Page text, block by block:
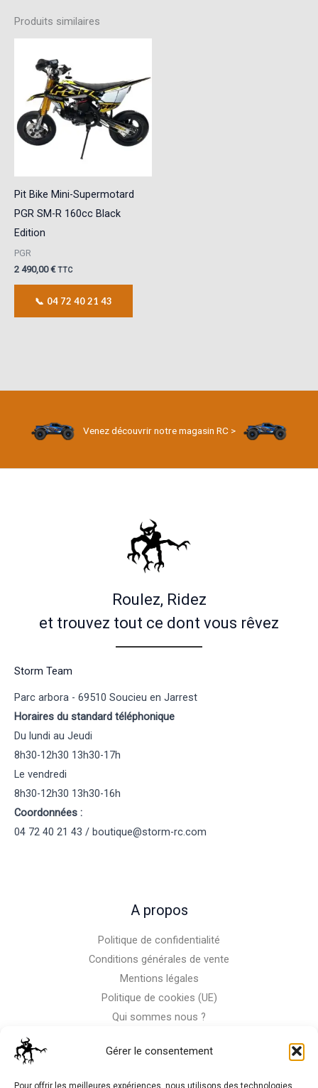
Gérer le consentement
Pour offrir les meilleures expériences, nous utilisons des technologies
Produits similaires
Pit Bike Mini-Supermotard
PGR SM-R 160cc Black
Edition
PGR
2 490,00€ TTC
📞 04 72 40 21 43
Venez découvrir notre magasin RC >
Roulez, Ridez
et trouvez tout ce dont vous rêvez
Storm Team
Parc arbora - 69510 Soucieu en Jarrest
Horaires du standard téléphonique
Du lundi au Jeudi
8h30-12h30 13h30-17h
Le vendredi
8h30-12h30 13h30-16h
Coordonnées :
04 72 40 21 43 / boutique@storm-rc.com
A propos
Politique de confidentialité
Conditions générales de vente
Mentions légales
Politique de cookies (UE)
Qui sommes nous ?